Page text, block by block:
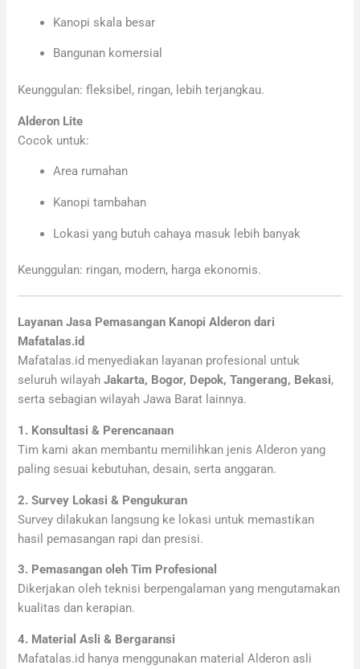
Kanopi skala besar
Bangunan komersial
Keunggulan: fleksibel, ringan, lebih terjangkau.
Alderon Lite
Cocok untuk:
Area rumahan
Kanopi tambahan
Lokasi yang butuh cahaya masuk lebih banyak
Keunggulan: ringan, modern, harga ekonomis.
Layanan Jasa Pemasangan Kanopi Alderon dari
Mafatalas.id
Mafatalas.id menyediakan layanan profesional untuk
seluruh wilayahJakarta, Bogor, Depok, Tangerang, Bekasi,
serta sebagian wilayah Jawa Barat lainnya.
1. Konsultasi & Perencanaan
Tim kami akan membantu memilihkan jenis Alderon yang
paling sesuai kebutuhan, desain, serta anggaran.
2. Survey Lokasi & Pengukuran
Survey dilakukan langsung ke lokasi untuk memastikan
hasil pemasangan rapi dan presisi.
3. Pemasangan oleh Tim Profesional
Dikerjakan oleh teknisi berpengalaman yang mengutamakan
kualitas dan kerapian.
4. Material Asli & Bergaransi
Mafatalas.id hanya menggunakan material Alderon asli